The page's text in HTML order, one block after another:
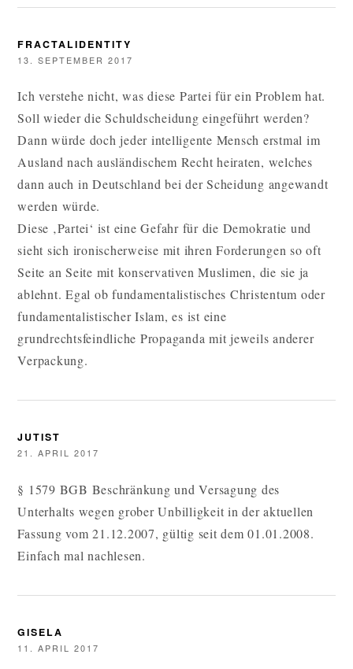
FRACTALIDENTITY
13. SEPTEMBER 2017
Ich verstehe nicht, was diese Partei für ein Problem hat.
Soll wieder die Schuldscheidung eingeführt werden?
Dann würde doch jeder intelligente Mensch erstmal im
Ausland nach ausländischem Recht heiraten, welches
dann auch in Deutschland bei der Scheidung angewandt
werden würde.
Diese ‚Partei‘ ist eine Gefahr für die Demokratie und
sieht sich ironischerweise mit ihren Forderungen so oft
Seite an Seite mit konservativen Muslimen, die sie ja
ablehnt. Egal ob fundamentalistisches Christentum oder
fundamentalistischer Islam, es ist eine
grundrechtsfeindliche Propaganda mit jeweils anderer
Verpackung.
JUTIST
21. APRIL 2017
§ 1579 BGB Beschränkung und Versagung des
Unterhalts wegen grober Unbilligkeit in der aktuellen
Fassung vom 21.12.2007, gültig seit dem 01.01.2008.
Einfach mal nachlesen.
GISELA
11. APRIL 2017